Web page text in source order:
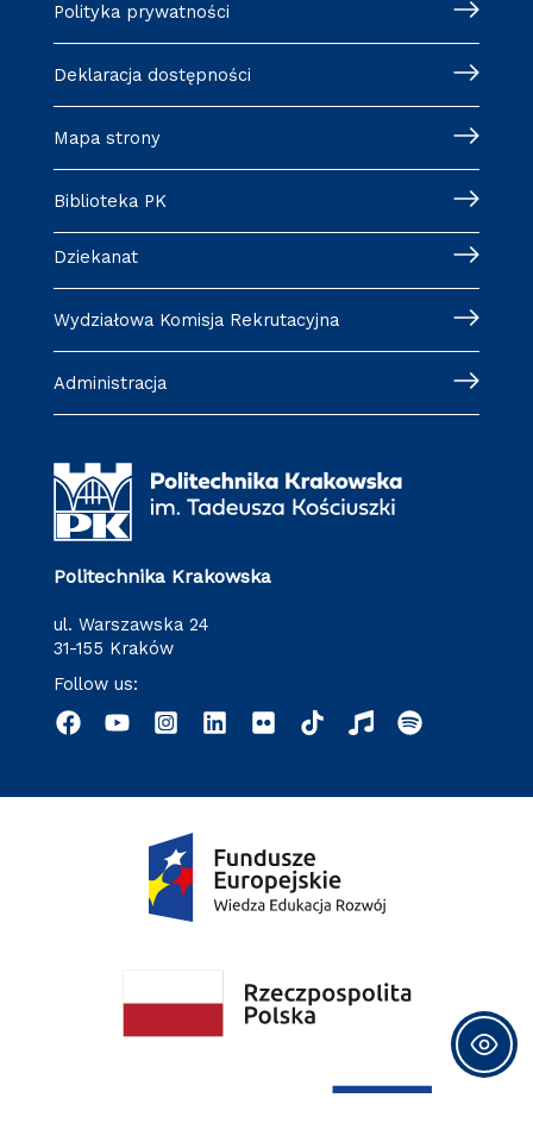
Polityka prywatności
Deklaracja dostępności
Mapa strony
Biblioteka PK
Dziekanat
Wydziałowa Komisja Rekrutacyjna
Administracja
Politechnika Krakowska
ul. Warszawska 24
31-155 Kraków
Follow us: